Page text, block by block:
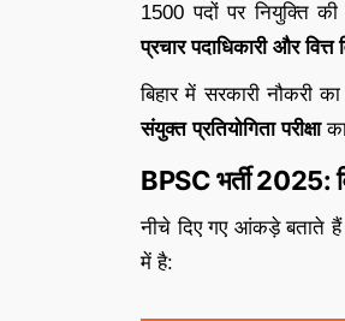
1500 पदों पर नियुक्ति
प्रचार पदाधिकारी और
बिहार में सरकारी
संयुक्त प्रतियोगिता परीक्षा
BPSC भर्ती 2025:
नीचे दिए गए आंकड़े बताते हैं
में है: